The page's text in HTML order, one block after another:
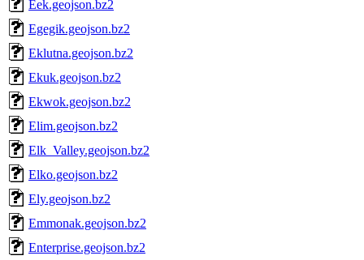
Eek.geojson.bz2
Egegik.geojson.bz2
Eklutna.geojson.bz2
Ekuk.geojson.bz2
Ekwok.geojson.bz2
Elim.geojson.bz2
Elk_Valley.geojson.bz2
Elko.geojson.bz2
Ely.geojson.bz2
Emmonak.geojson.bz2
Enterprise.geojson.bz2